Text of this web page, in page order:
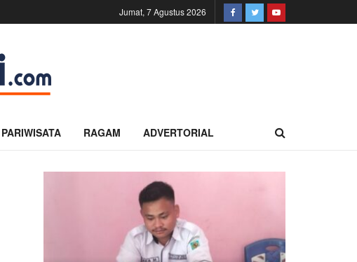
Jumat, 7 Agustus 2026
PARIWISATA RAGAM ADVERTORIAL